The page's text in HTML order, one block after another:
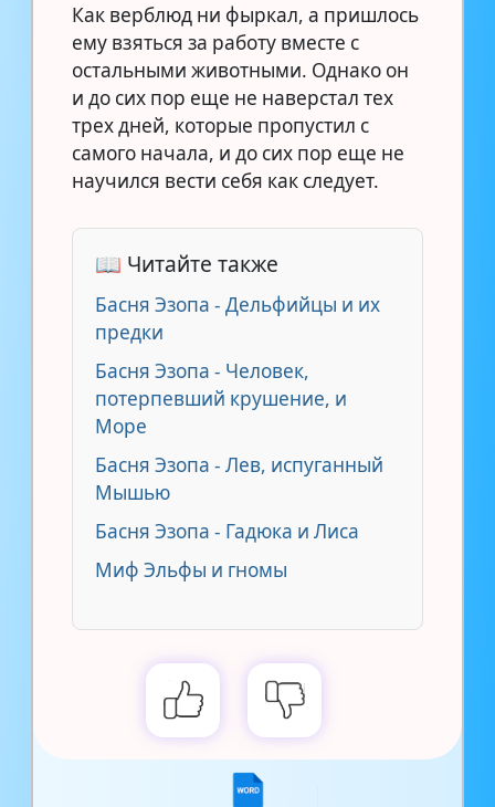
Как верблюд ни фыркал, а пришлось
ему взяться за работу вместе с
остальными животными. Однако он
и до сих пор еще не наверстал тех
трех дней, которые пропустил с
самого начала, и до сих пор еще не
научился вести себя как следует.
📖 Читайте также
Басня Эзопа - Дельфийцы и их
предки
Басня Эзопа - Человек,
потерпевший крушение, и
Море
Басня Эзопа - Лев, испуганный
Мышью
Басня Эзопа - Гадюка и Лиса
Миф Эльфы и гномы